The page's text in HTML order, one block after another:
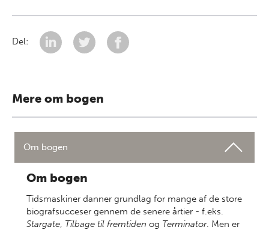
Del:
Mere om bogen
Om bogen
Om bogen
Tidsmaskiner danner grundlag for mange af de store
biografsucceser gennem de senere årtier - f.eks.
Stargate, Tilbage til fremtiden og Terminator. Men er